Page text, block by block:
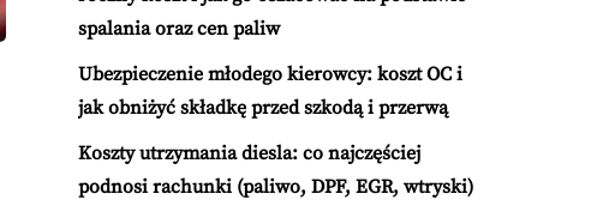
spalania oraz cen paliw
Ubezpieczenie młodego kierowcy: koszt OC i
jak obniżyć składkę przed szkodą i przerwą
Koszty utrzymania diesla: co najczęściej
podnosi rachunki (paliwo, DPF, EGR, wtryski)